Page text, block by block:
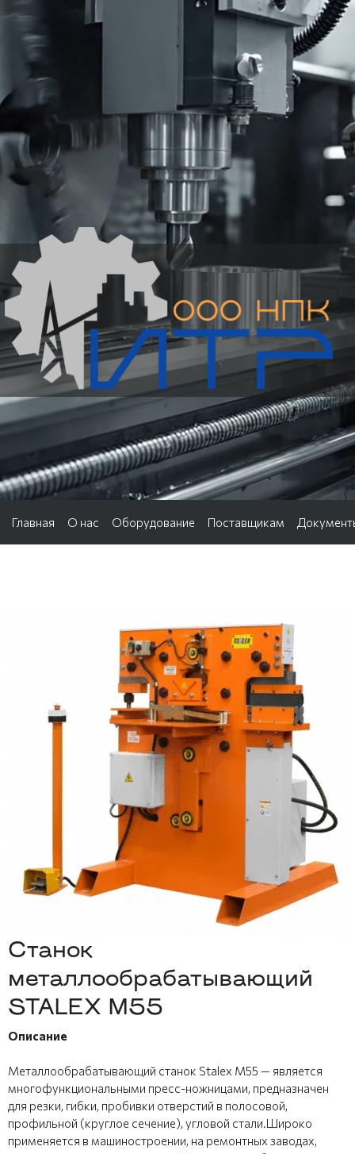
Главная О нас Оборудование Поставщикам
Станок
металлообрабатывающий
STALEX M55
Описание
Металлообрабатывающий станок Stalex M55 — является
многофункциональными пресс-ножницами, предназначен
для резки, гибки, пробивки отверстий в полосовой,
профильной (круглое сечение), угловой стали.Широко
применяется в машиностроении, на ремонтных заводах,